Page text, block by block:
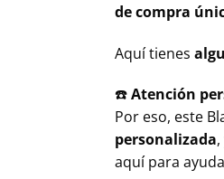
de compra
Aquí tienes
☎️Atención
Por eso, este
personalizada
aquí para